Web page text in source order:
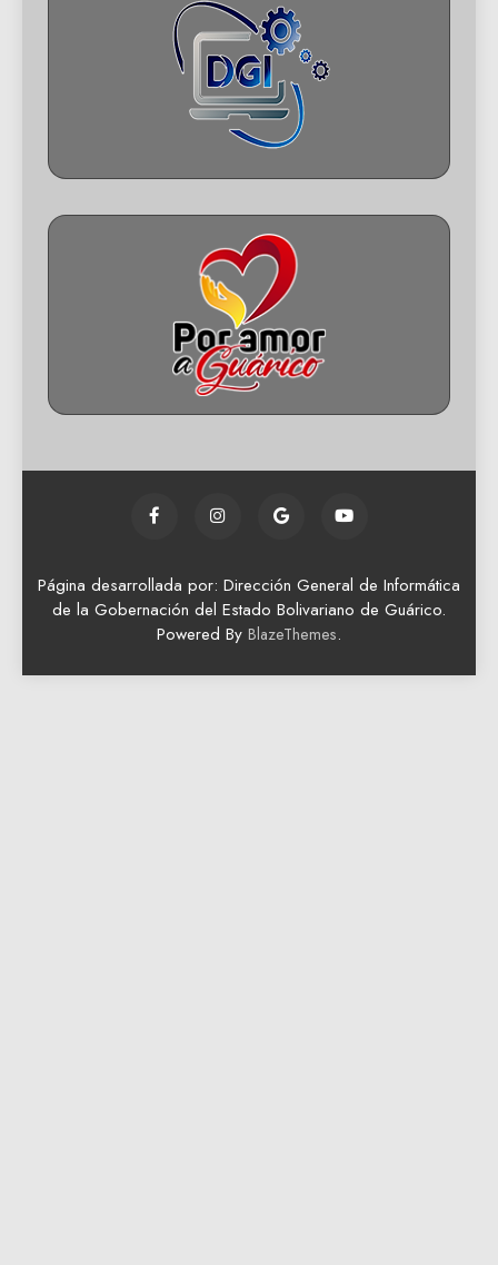
Página desarrollada por: Dirección General de Informática
de la Gobernación del Estado Bolivariano de Guárico.
Powered By BlazeThemes.